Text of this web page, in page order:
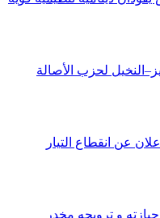
لحزب الأصالة
عن انقطاع التيار
و ترويجه مخدر